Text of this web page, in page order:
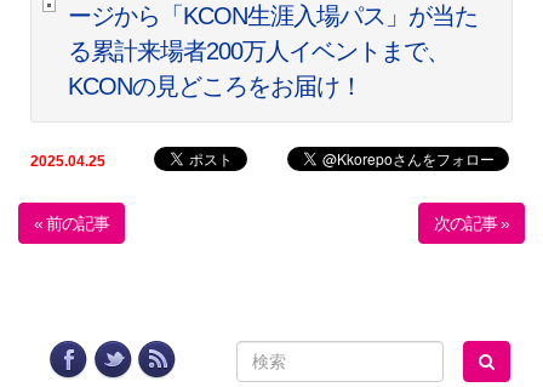
ージから「KCON生涯入場パス」が当た
る累計来場者200万人イベントまで、
KCONの見どころをお届け！
2025.04.25
« 前の記事 次の記事 »